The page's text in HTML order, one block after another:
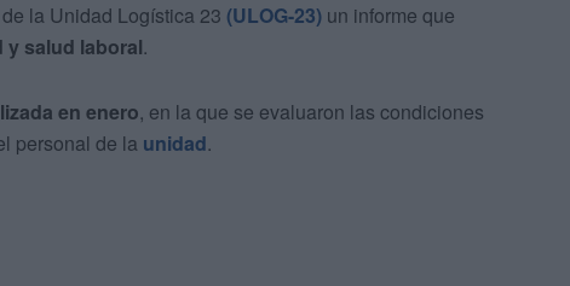
la Unidad Logística 23 (ULOG-23) un informe que
y salud laboral.
en enero, en la que se evaluaron las condiciones
personal de la unidad.